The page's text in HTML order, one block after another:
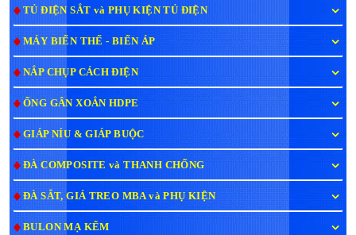
TỦ ĐIỆN SẮT và PHỤ KIỆN TỦ ĐIỆN
MÁY BIẾN THẾ - BIẾN ÁP
NẮP CHỤP CÁCH ĐIỆN
ỐNG GÂN XOẮN HDPE
GIÁP NÍU & GIÁP BUỘC
ĐÀ COMPOSITE và THANH CHỐNG
ĐÀ SẮT, GIÁ TREO MBA và PHỤ KIỆN
BULON MẠ KẼM